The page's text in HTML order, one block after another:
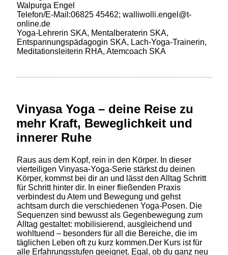
Walpurga Engel
Telefon/E-Mail:06825 45462; walliwolli.engel@t-
online.de
Yoga-Lehrerin SKA, Mentalberaterin SKA,
Entspannungspädagogin SKA, Lach-Yoga-Trainerin,
Meditationsleiterin RHA, Atemcoach SKA
Vinyasa Yoga – deine Reise zu
mehr Kraft, Beweglichkeit und
innerer Ruhe
Raus aus dem Kopf, rein in den Körper. In dieser
vierteiligen Vinyasa-Yoga-Serie stärkst du deinen
Körper, kommst bei dir an und lässt den Alltag Schritt
für Schritt hinter dir. In einer fließenden Praxis
verbindest du Atem und Bewegung und gehst
achtsam durch die verschiedenen Yoga-Posen. Die
Sequenzen sind bewusst als Gegenbewegung zum
Alltag gestaltet: mobilisierend, ausgleichend und
wohltuend – besonders für all die Bereiche, die im
täglichen Leben oft zu kurz kommen.Der Kurs ist für
alle Erfahrungsstufen geeignet. Egal, ob du ganz neu